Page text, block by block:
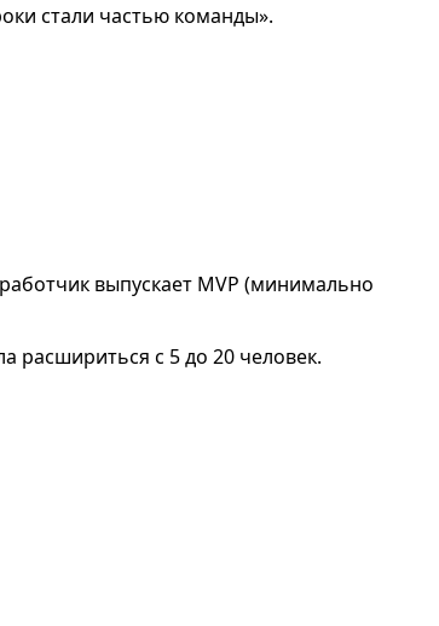
стали частью команды».
выпускает MVP (минимально
расшириться с 5 до 20 человек.